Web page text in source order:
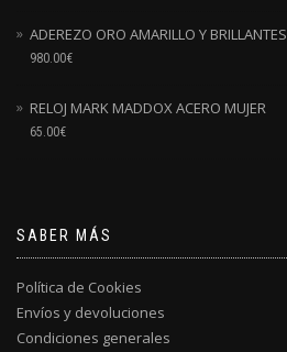
ADEREZO ORO AMARILLO Y BRILLANTES
980.00€
RELOJ MARK MADDOX ACERO MUJER
65.00€
SABER MÁS
Política de Cookies
Envíos y devoluciones
Condiciones generales